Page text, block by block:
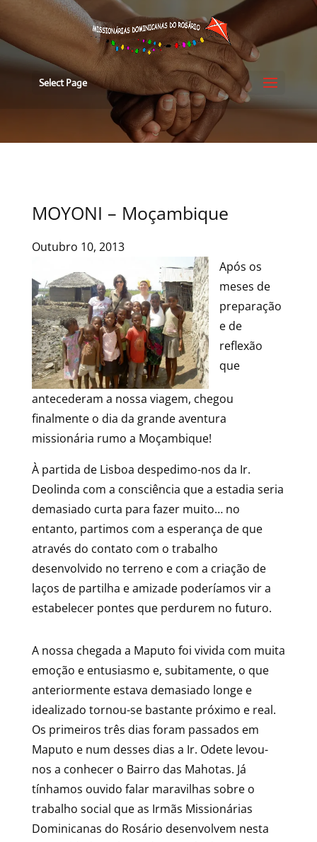
Select Page
MOYONI – Moçambique
Outubro 10, 2013
Após os
meses de
preparação
e de
reflexão
que
antecederam a nossa viagem, chegou
finalmente o dia da grande aventura
missionária rumo a Moçambique!
À partida de Lisboa despedimo-nos da Ir.
Deolinda com a consciência que a estadia seria
demasiado curta para fazer muito… no
entanto, partimos com a esperança de que
através do contato com o trabalho
desenvolvido no terreno e com a criação de
laços de partilha e amizade poderíamos vir a
estabelecer pontes que perdurem no futuro.
A nossa chegada a Maputo foi vivida com muita
emoção e entusiasmo e, subitamente, o que
anteriormente estava demasiado longe e
idealizado tornou-se bastante próximo e real.
Os primeiros três dias foram passados em
Maputo e num desses dias a Ir. Odete levou-
nos a conhecer o Bairro das Mahotas. Já
tínhamos ouvido falar maravilhas sobre o
trabalho social que as Irmãs Missionárias
Dominicanas do Rosário desenvolvem nesta